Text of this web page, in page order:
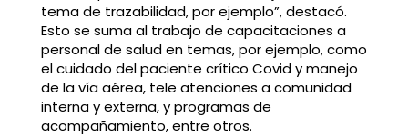
tema de trazabilidad, por ejemplo”, destacó.
Esto se suma al trabajo de capacitaciones a
personal de salud en temas, por ejemplo, como
el cuidado del paciente crítico Covid y manejo
de la vía aérea, tele atenciones a comunidad
interna y externa, y programas de
acompañamiento, entre otros.